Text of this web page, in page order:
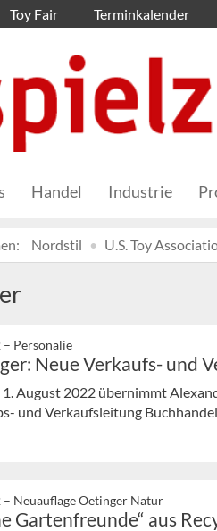
Toy Fair Terminkalender
Handel Industrie
Nordstil U.S. Toy
– Personalie
Neue Verkaufs- und
1. August 2022 übernimmt
und Verkaufsleitung
– Neuauflage Oetinger Natur
Gartenfreunde“ aus